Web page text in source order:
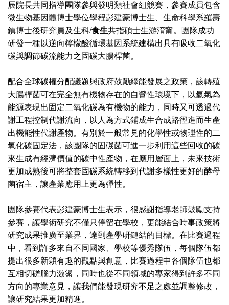
辰院長共同指導團隊參與發明類社會組競賽，參賽成員包含
微生物基因體博士學位學程彭建豪博士生、生命科學系羅壽
鎮博士後研究員及生科/食生共指碩士生游淯甯。團隊成功
研發一種以逆向檸檬酸循環基因系統建構出具有吸收二氧化
碳與調節碳流能力之固碳大腸桿菌。
配合全球碳權分配議題與政府鼓勵綠能發展之政策，該轉殖
大腸桿菌可在完全無有機物存在的自營性環境下，以氫氣為
能源表現出固定二氧化碳為有機物的能力，同時又可透過代
謝工程控制代謝流向，以人為方式鋪成生合成路徑進而生產
出機能性代謝產物。有別於一般常見的化學性或物理性的二
氧化碳固定法，該團隊的固碳菌可進一步利用這些回收的碳
來生成有經濟價值的碳中性產物，在應用層面上，未來技術
更加成熟後可將整套固碳系統轉移到代謝多樣性更好的酵母
菌宿主，讓產業應用上更為彈性。
團隊參賽代表彭建豪博士生表示，很感謝指導老師鼓勵支持
參賽，讓學術研究不僅只停留在學校，更能結合時事政策將
研究成果推廣至業界，達到產學研鏈結的目標。在比賽過程
中，看到許多來自不同國家、學校等優秀隊伍，每個隊伍都
提出很多新穎有趣的觀點與創意，比賽過程中各個隊伍也都
互相切磋腦力激盪，同時也從不同領域的專家得到許多不同
方向的專業意見，讓我們能發現研究不足之處並調整修改，
讓研究結果更加精進。